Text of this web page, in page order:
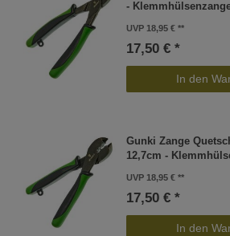
-
UVP 18,95 €
17,50 € *
In den
Gunki Zange
12,7cm -
UVP 18,95 €
17,50 € *
In den